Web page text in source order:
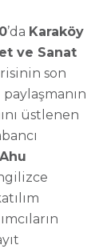
’da Karaköy
ve Sanat
son
üstlenen